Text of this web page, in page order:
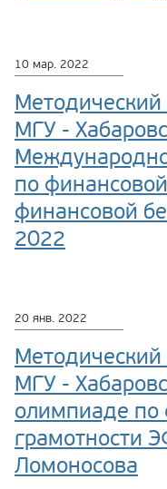
10 мар. 2022
МГУ -
по
финансовой
2022
20 янв. 2022
МГУ -
олимпиаде по
грамотности
Ломоносова